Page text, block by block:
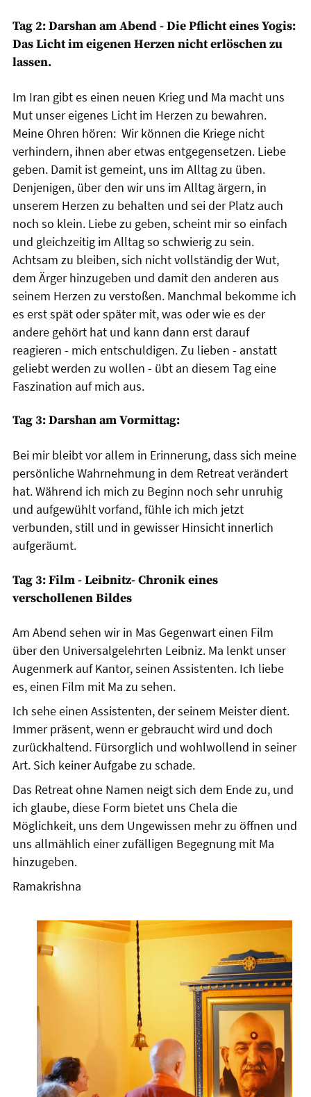
Tag 2: Darshan am Abend - Die Pflicht eines Yogis:
Das Licht im eigenen Herzen nicht erlöschen zu
lassen.
Im Iran gibt es einen neuen Krieg und Ma macht uns
Mut unser eigenes Licht im Herzen zu bewahren.
Meine Ohren hören: Wir können die Kriege nicht
verhindern, ihnen aber etwas entgegensetzen. Liebe
geben. Damit ist gemeint, uns im Alltag zu üben.
Denjenigen, über den wir uns im Alltag ärgern, in
unserem Herzen zu behalten und sei der Platz auch
noch so klein. Liebe zu geben, scheint mir so einfach
und gleichzeitig im Alltag so schwierig zu sein.
Achtsam zu bleiben, sich nicht vollständig der Wut,
dem Ärger hinzugeben und damit den anderen aus
seinem Herzen zu verstoßen. Manchmal bekomme ich
es erst spät oder später mit, was oder wie es der
andere gehört hat und kann dann erst darauf
reagieren - mich entschuldigen. Zu lieben - anstatt
geliebt werden zu wollen - übt an diesem Tag eine
Faszination auf mich aus.
Tag 3: Darshan am Vormittag:
Bei mir bleibt vor allem in Erinnerung, dass sich meine
persönliche Wahrnehmung in dem Retreat verändert
hat. Während ich mich zu Beginn noch sehr unruhig
und aufgewühlt vorfand, fühle ich mich jetzt
verbunden, still und in gewisser Hinsicht innerlich
aufgeräumt.
Tag 3: Film - Leibnitz- Chronik eines
verschollenen Bildes
Am Abend sehen wir in Mas Gegenwart einen Film
über den Universalgelehrten Leibniz. Ma lenkt unser
Augenmerk auf Kantor, seinen Assistenten. Ich liebe
es, einen Film mit Ma zu sehen.
Ich sehe einen Assistenten, der seinem Meister dient.
Immer präsent, wenn er gebraucht wird und doch
zurückhaltend. Fürsorglich und wohlwollend in seiner
Art. Sich keiner Aufgabe zu schade.
Das Retreat ohne Namen neigt sich dem Ende zu, und
ich glaube, diese Form bietet uns Chela die
Möglichkeit, uns dem Ungewissen mehr zu öffnen und
uns allmählich einer zufälligen Begegnung mit Ma
hinzugeben.
Ramakrishna